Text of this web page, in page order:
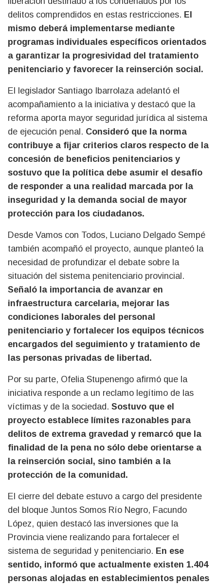
delitos comprendidos en estas restricciones. El
mismo deberá implementarse mediante
programas individuales específicos orientados
a garantizar la progresividad del tratamiento
penitenciario y favorecer la reinserción social.
El legislador Santiago Ibarrolaza adelantó el
acompañamiento a la iniciativa y destacó que la
reforma aporta mayor seguridad jurídica al sistema
de ejecución penal. Consideró que la norma
contribuye a fijar criterios claros respecto de la
concesión de beneficios penitenciarios y
sostuvo que la política debe asumir el desafío
de responder a una realidad marcada por la
inseguridad y la demanda social de mayor
protección para los ciudadanos.
Desde Vamos con Todos, Luciano Delgado Sempé
también acompañó el proyecto, aunque planteó la
necesidad de profundizar el debate sobre la
situación del sistema penitenciario provincial.
Señaló la importancia de avanzar en
infraestructura carcelaria, mejorar las
condiciones laborales del personal
penitenciario y fortalecer los equipos técnicos
encargados del seguimiento y tratamiento de
las personas privadas de libertad.
Por su parte, Ofelia Stupenengo afirmó que la
iniciativa responde a un reclamo legítimo de las
víctimas y de la sociedad. Sostuvo que el
proyecto establece límites razonables para
delitos de extrema gravedad y remarcó que la
finalidad de la pena no sólo debe orientarse a
la reinserción social, sino también a la
protección de la comunidad.
El cierre del debate estuvo a cargo del presidente
del bloque Juntos Somos Río Negro, Facundo
López, quien destacó las inversiones que la
Provincia viene realizando para fortalecer el
sistema de seguridad y penitenciario. En ese
sentido, informó que actualmente existen 1.404
personas alojadas en establecimientos penales